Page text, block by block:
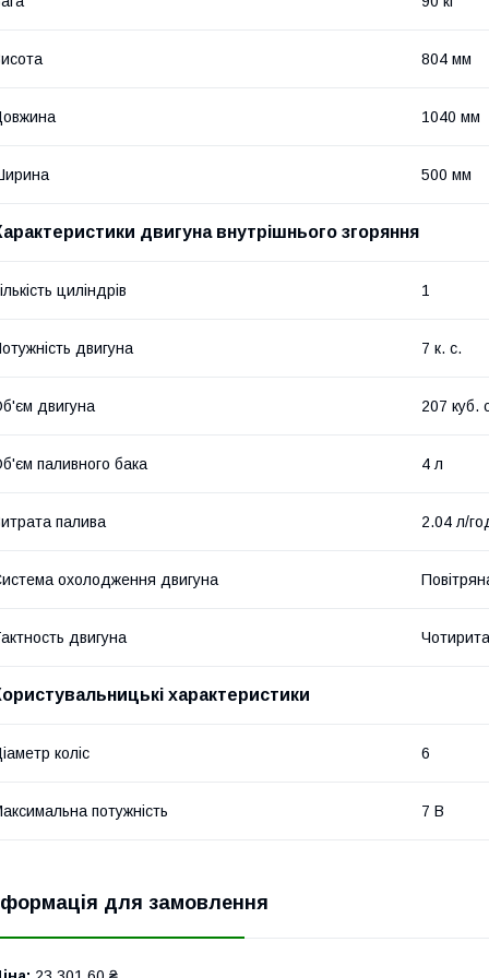
804 мм
1040 мм
500 мм
двигуна внутрішнього згоряння
циліндрів 1
двигуна 7 к. с.
двигуна 207 куб.
паливного бака 4 л
палива 2.04 л/
охолодження двигуна
двигуна
характеристики
коліс 6
потужність 7 В
для замовлення